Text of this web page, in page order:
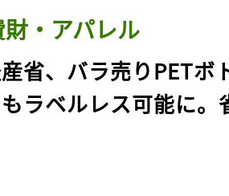
・アパレル
産省、バラ売りPETボ
ラベルレス可能に。